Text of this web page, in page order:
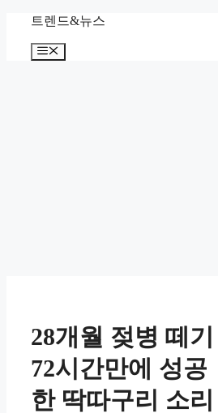
트렌드&뉴스
메
28개월 젖병 떼기
72시간만에 성공
한 딱따구리 소리